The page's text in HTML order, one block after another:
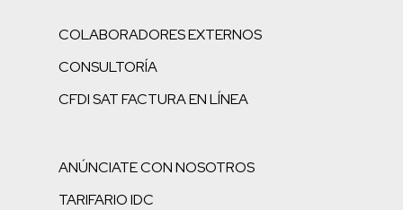
COLABORADORES EXTERNOS
CONSULTORÍA
CFDI SAT FACTURA EN LÍNEA
ANÚNCIATE CON NOSOTROS
TARIFARIO IDC